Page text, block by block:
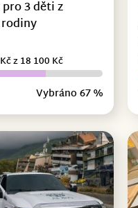
3 děti z
Vybráno 67 %
z 18 100 Kč